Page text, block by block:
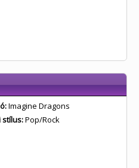
Imagine Dragons
stílus:Pop/Rock